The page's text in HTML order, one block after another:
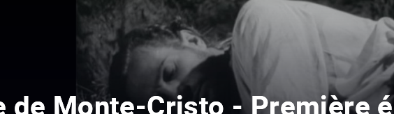
de Monte-Cristo - Première